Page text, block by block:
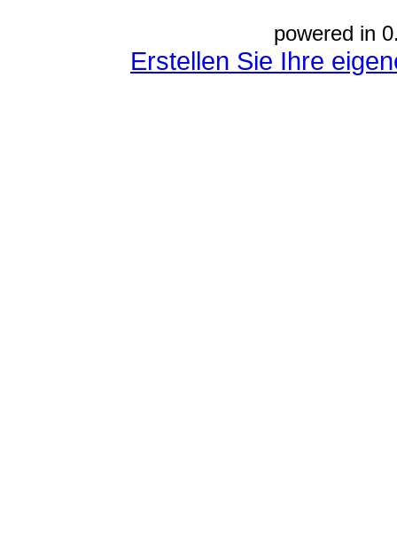
powered in
Erstellen Sie Ihre